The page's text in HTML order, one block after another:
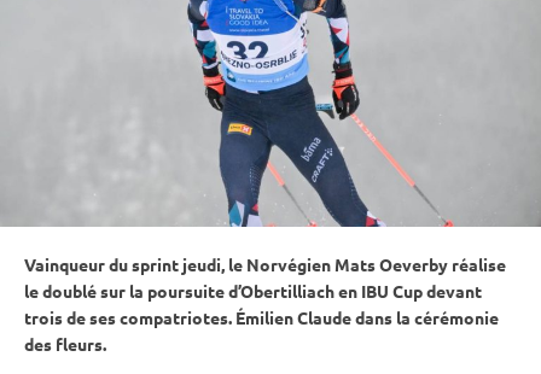
Vainqueur dusprint jeudi, le Norvégien Mats Oeverby réalise
le doublé sur la poursuited’Obertilliach en IBU Cupdevant
trois de ses compatriotes. Émilien Claude dans la cérémonie
des fleurs.